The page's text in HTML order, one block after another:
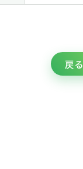
戻る